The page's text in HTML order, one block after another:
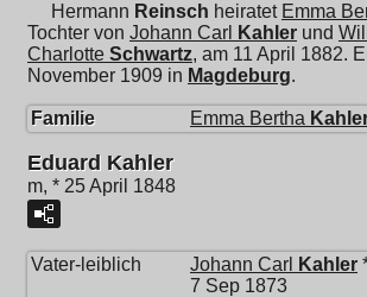
Hermann Reinsch heiratet Emma
Tochter von Johann Carl Kahler und
Charlotte Schwartz, am 11 April 1882.
November 1909 in Magdeburg.
Familie Emma Bertha
Eduard Kahler
m, * 25 April 1848
Vater-leiblich Johann Carl Kahler
7 Sep 1873